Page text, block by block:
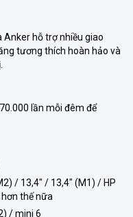
Anker hỗ trợ nhiều giao
tương thích hoàn hảo và
lần mỗi đêm để
/ 13,4″ / 13,4″ (M1) / HP
thế nữa
/ mini 6